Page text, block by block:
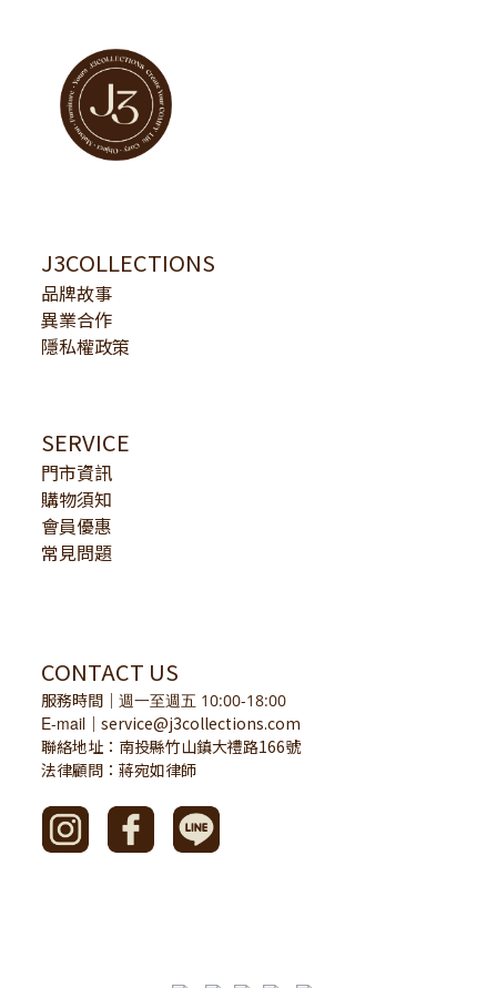
J3COLLECTIONS
品牌故事
異業合作
隱私權政策
SERVICE
門市資訊
購物須知
會員優惠
常見問題
CONTACT US
服務時間 ｜ 週一至週五 10:00-18:00
E-mail ｜ service@j3collections.com
聯絡地址：南投縣竹山鎮大禮路166號
法律顧問：蔣宛如律師